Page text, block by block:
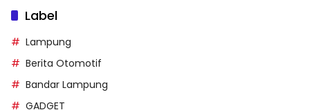
Label
Lampung
Berita Otomotif
Bandar Lampung
GADGET